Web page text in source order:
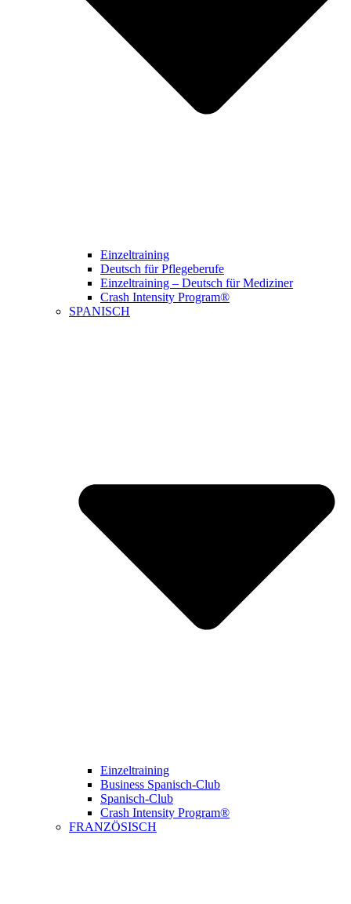
Einzeltraining
Deutsch für Pflegeberufe
Einzeltraining – Deutsch für Mediziner
Crash Intensity Program®
SPANISCH
Einzeltraining
Business Spanisch-Club
Spanisch-Club
Crash Intensity Program®
FRANZÖSISCH